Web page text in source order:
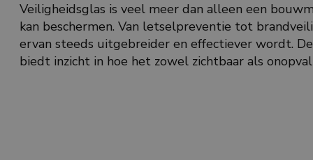
Veiligheidsglas is veel meer dan alleen een
kan beschermen. Van letselpreventie tot
ervan steeds uitgebreider en effectiever wordt.
biedt inzicht in hoe het zowel zichtbaar als